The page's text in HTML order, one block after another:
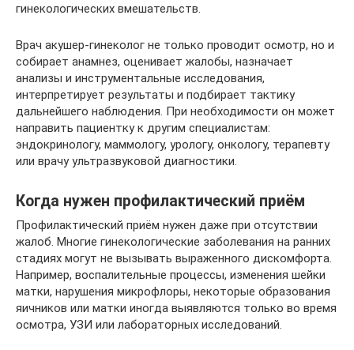
гинекологических вмешательств.
Врач акушер-гинеколог не только проводит осмотр, но и
собирает анамнез, оценивает жалобы, назначает
анализы и инструментальные исследования,
интерпретирует результаты и подбирает тактику
дальнейшего наблюдения. При необходимости он может
направить пациентку к другим специалистам:
эндокринологу, маммологу, урологу, онкологу, терапевту
или врачу ультразвуковой диагностики.
Когда нужен профилактический приём
Профилактический приём нужен даже при отсутствии
жалоб. Многие гинекологические заболевания на ранних
стадиях могут не вызывать выраженного дискомфорта.
Например, воспалительные процессы, изменения шейки
матки, нарушения микрофлоры, некоторые образования
яичников или матки иногда выявляются только во время
осмотра, УЗИ или лабораторных исследований.